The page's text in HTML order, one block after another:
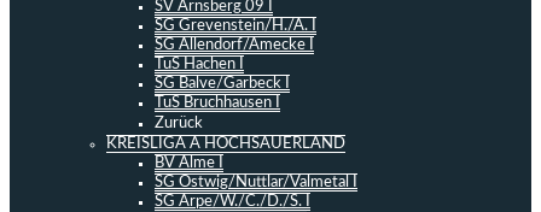
SV Arnsberg 09 I
SG Grevenstein/H./A. I
SG Allendorf/Amecke I
TuS Hachen I
SG Balve/Garbeck I
TuS Bruchhausen I
Zurück
KREISLIGA A HOCHSAUERLAND
BV Alme I
SG Ostwig/Nuttlar/Valmetal I
SG Arpe/W./C./D./S. I